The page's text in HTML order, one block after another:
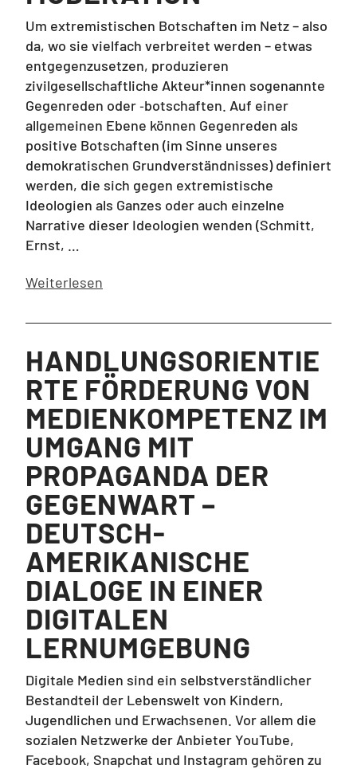
Um extremistischen Botschaften im Netz – also
da, wo sie vielfach verbreitet werden – etwas
entgegenzusetzen, produzieren
zivilgesellschaftliche Akteur*innen sogenannte
Gegenreden oder ‑botschaften. Auf einer
allgemeinen Ebene können Gegenreden als
positive Botschaften (im Sinne unseres
demokratischen Grundverständnisses) definiert
werden, die sich gegen extremistische
Ideologien als Ganzes oder auch einzelne
Narrative dieser Ideologien wenden (Schmitt,
Ernst, …
Weiterlesen
HANDLUNGSORIENTIE
RTE FÖRDERUNG VON
MEDIENKOMPETENZ IM
UMGANG MIT
PROPAGANDA DER
GEGENWART –
DEUTSCH-
AMERIKANISCHE
DIALOGE IN EINER
DIGITALEN
LERNUMGEBUNG
Digitale Medien sind ein selbstverständlicher
Bestandteil der Lebenswelt von Kindern,
Jugendlichen und Erwachsenen. Vor allem die
sozialen Netzwerke der Anbieter YouTube,
Facebook, Snapchat und Instagram gehören zu